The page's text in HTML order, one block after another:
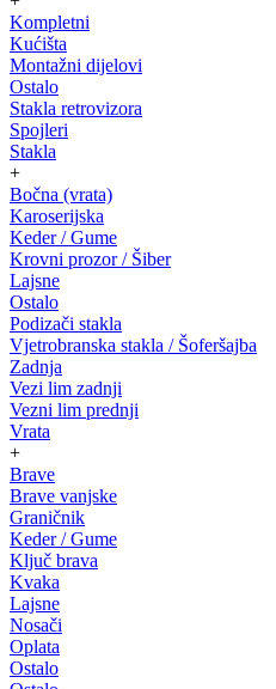
Kompletni
Kućišta
Montažni dijelovi
Ostalo
Stakla retrovizora
Spojleri
Stakla
+
Bočna (vrata)
Karoserijska
Keder / Gume
Krovni prozor / Šiber
Lajsne
Ostalo
Podizači stakla
Vjetrobranska stakla / Šoferšajba
Zadnja
Vezi lim zadnji
Vezni lim prednji
Vrata
+
Brave
Brave vanjske
Graničnik
Keder / Gume
Ključ brava
Kvaka
Lajsne
Nosači
Oplata
Ostalo